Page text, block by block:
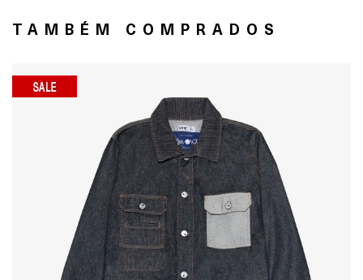
TAMBÉM COMPRADOS